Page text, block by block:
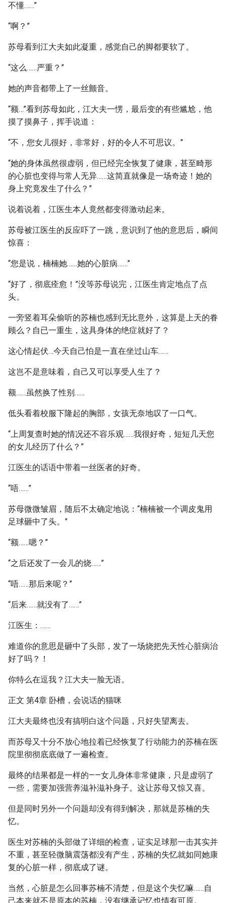
不懂……”
“啊？”
苏母看到江大夫如此凝重，感觉自己的脚都要软了。
“这么……严重？”
她的声音都带上了一丝颤音。
“额…”看到苏母如此，江大夫一愣，最后变的有些尴尬，他
摸了摸鼻子，挥手说道：
“不，您女儿很好，非常好，好的令人不可思议。”
“她的身体虽然很虚弱，但已经完全恢复了健康，甚至畸形
的心脏也变得与常人无异……这简直就像是一场奇迹！她的
身上究竟发生了什么？”
说着说着，江医生本人竟然都变得激动起来。
苏母被江医生的反应吓了一跳，意识到了他的意思后，瞬间
惊喜：
“您是说，楠楠她……她的心脏病……”
“好了，彻底痊愈！”没等苏母说完，江医生肯定地点了点
头。
一旁竖着耳朵偷听的苏楠也感到无比意外，这算是上天的眷
顾么？自已一重生，这具身体的绝症就好了？
这心情起伏…今天自己怕是一直在坐过山车……
这岂不是意味着，自己又可以享受人生了？
额……虽然换了性别……
低头看着校服下隆起的胸部，女孩无奈地叹了一口气。
“上周复查时她的情况还不容乐观……我很好奇，短短几天您
的女儿经历了什么？”
江医生的话语中带着一丝医者的好奇。
“唔……”
苏母微微皱眉，随后不太确定地说：“楠楠被一个调皮鬼用
足球砸中了头。”
“额……嗯？”
“之后还发了一会儿的烧……”
“唔……那后来呢？”
“后来……就没有了……”
江医生：……
难道你的意思是砸中了头部，发了一场烧把先天性心脏病治
好了吗？！
你特么在逗我？江大夫一脸无语。
正文 第4章 卧槽，会说话的猫咪
江大夫最终也没有搞明白这个问题，只好失望离去。
而苏母又十分不放心地拉着已经恢复了行动能力的苏楠在医
院里彻彻底底做了一遍检查。
最终的结果都是一样的——女儿身体非常健康，只是虚弱了
一些，需要加强营养滋补滋补身子。这让苏母又惊又喜。
但是同时另外一个问题却没有得到解决，那就是苏楠的失
忆。
医生对苏楠的头部做了详细的检查，证实足球那一击其实并
不重，甚至轻微脑震荡都没有产生，苏楠的失忆就如同她康
复的心脏一样，彻底成了谜。
当然，心脏是怎么回事苏楠不清楚，但是这个失忆嘛……自
己本来就不是原本的苏楠，没有继承记忆也情有可原。